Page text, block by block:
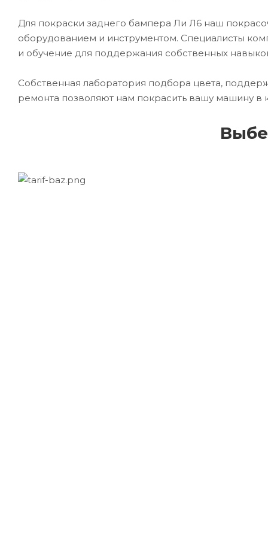
Для покраски заднего бампера Ли Л6 наш
оборудованием и инструментом. Специалисты
и обучение для поддержания собственных
Собственная лаборатория подбора цвета,
ремонта позволяют нам покрасить вашу машину в